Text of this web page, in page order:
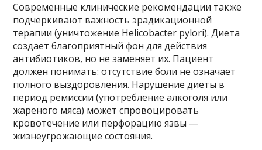
Современные клинические рекомендации также
подчеркивают важность эрадикационной
терапии (уничтожение Helicobacter pylori). Диета
создает благоприятный фон для действия
антибиотиков, но не заменяет их. Пациент
должен понимать: отсутствие боли не означает
полного выздоровления. Нарушение диеты в
период ремиссии (употребление алкоголя или
жареного мяса) может спровоцировать
кровотечение или перфорацию язвы —
жизнеугрожающие состояния.